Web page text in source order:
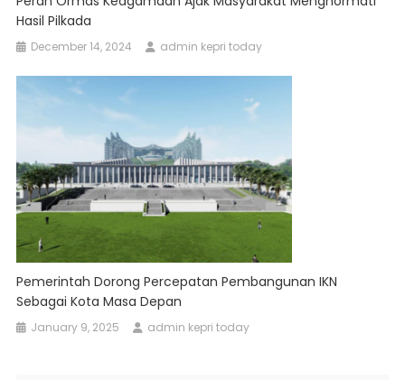
Hasil Pilkada
December 14, 2024 admin kepri today
Pemerintah Dorong Percepatan Pembangunan IKN
Sebagai Kota Masa Depan
January 9, 2025 admin kepri today